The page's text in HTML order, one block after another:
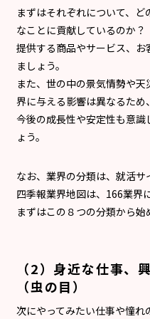
まずはそれぞれについて、
なことに貢献しているのか？
提供する商品やサービス、
ましょう。
また、世の中の景気情勢や
界に与える影響は異なるため、
今後の成長性や安定性も意
ょう。
なお、業界の分類は、就活サ
四季報業界地図は、166業界
まずはこの８つの分類から始
（2）身近な仕事、
（虫の目）
次にやってみたい仕事や憧れ